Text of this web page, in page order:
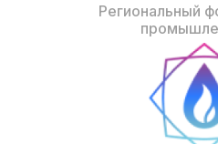
Региональный